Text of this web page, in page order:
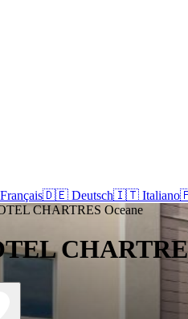
🇩🇪 Deutsch🇮🇹 Italiano
CHARTRES Oceane